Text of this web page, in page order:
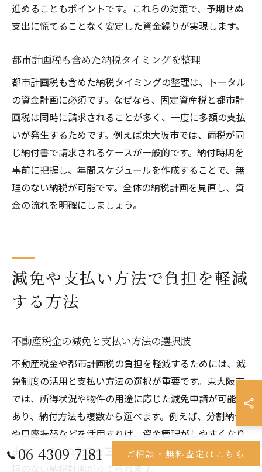
進めることもポイントです。これらの対策で、予期せぬ
支出に慌てることなく安定した資金繰りが実現します。
都市計画税も含めた納税タイミングを整理
都市計画税も含めた納税タイミングの整理は、トータル
の資金計画に必須です。なぜなら、固定資産税と都市計
画税は同時に請求されることが多く、一度に多額の支払
いが発生するためです。例えば東大阪市では、両税が同
じ納付書で請求されるケースが一般的です。納付時期を
事前に把握し、年間スケジュールを作成することで、無
理のない納税が可能です。全体の納税計画を見直し、資
金の流れを明確にしましょう。
減免や支払い方法で負担を軽減
する方法
不動産税金の減免と支払い方法の選択肢
不動産税金や都市計画税の負担を軽減するためには、減
免制度の活用と支払い方法の選択が重要です。東大阪市
では、所得状況や物件の用途に応じた減免申請が可能で
あり、納付方法も複数から選べます。例えば、分割納付
や口座振替などを活用すれば、資金管理がしやすくなり
ます。こうした制度を正しく理解し活用することで、無
理のない納税計画が立てられます。
06-4309-7181 ご相談・無料査定はこちら